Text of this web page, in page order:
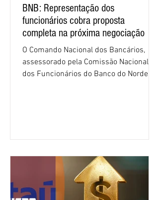
BNB: Representação dos
funcionários cobra proposta
completa na próxima negociação
O Comando Nacional dos Bancários,
assessorado pela Comissão Nacional
dos Funcionários do Banco do Nordeste
negociação encerrou a discussão das
cláusulas econômicas e sindicais da
minuta, e a representação dos
funcionários cobrou que o banco